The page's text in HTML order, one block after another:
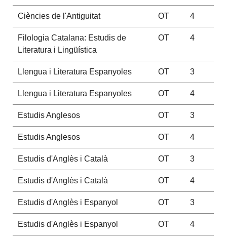
Ciències de l'Antiguitat OT 4
Filologia Catalana: Estudis de
Literatura i Lingüística
OT 4
Llengua i Literatura Espanyoles OT 3
Llengua i Literatura Espanyoles OT 4
Estudis Anglesos OT 3
Estudis Anglesos OT 4
Estudis d'Anglès i Català OT 3
Estudis d'Anglès i Català OT 4
Estudis d'Anglès i Espanyol OT 3
Estudis d'Anglès i Espanyol OT 4